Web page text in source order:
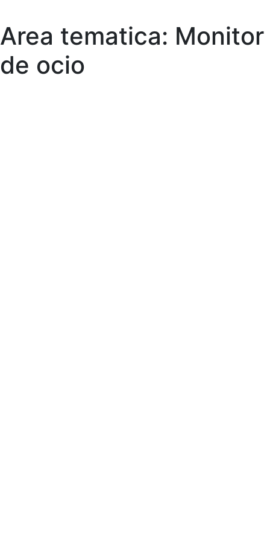
Skip
to
content
Area tematica: Monitor
de ocio